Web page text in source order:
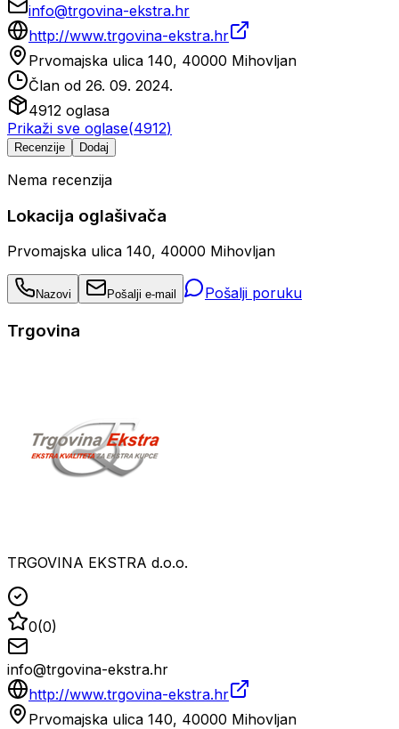
info@trgovina-ekstra.hr
http://www.trgovina-ekstra.hr
Prvomajska ulica 140, 40000 Mihovljan
Član od 26. 09. 2024.
4912 oglasa
Prikaži sve oglase(4912)
Recenzije Dodaj
Nema recenzija
Lokacija oglašivača
Prvomajska ulica 140, 40000 Mihovljan
Nazovi Pošalji e-mail Pošalji poruku
Trgovina
TRGOVINA EKSTRA d.o.o.
0(0)
info@trgovina-ekstra.hr
http://www.trgovina-ekstra.hr
Prvomajska ulica 140, 40000 Mihovljan